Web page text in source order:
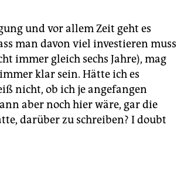
und vor allem Zeit geht es
man davon viel investieren muss
immer gleich sechs Jahre), mag
klar sein. Hätte ich es
nicht, ob ich je angefangen
aber noch hier wäre, gar die
darüber zu schrei­ben? I doubt